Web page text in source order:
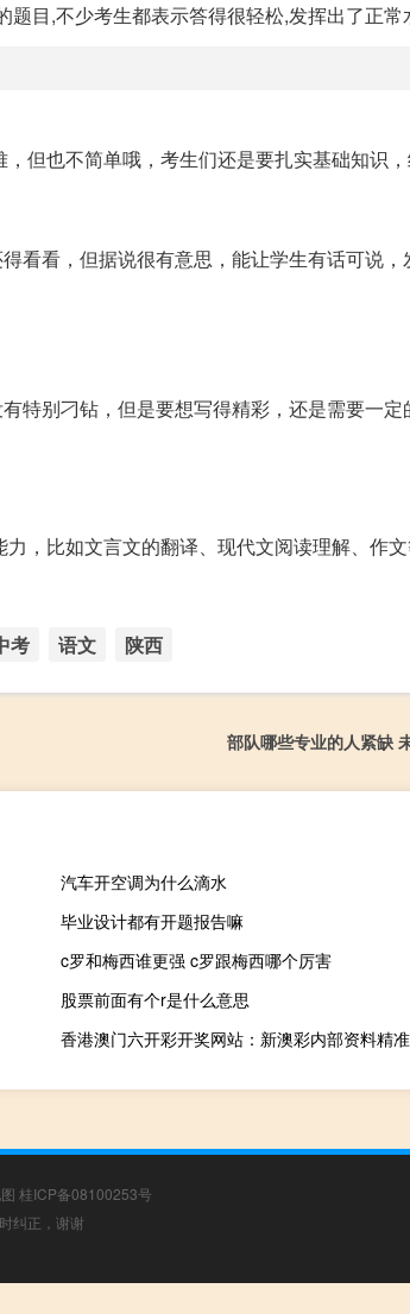
目,不少考生都表示答得很轻松,发挥出了正常
但也不简单哦，考生们还是要扎实基础知识，
看，但据说很有意思，能让学生有话可说，
特别刁钻，但是要想写得精彩，还是需要一
，比如文言文的翻译、现代文阅读理解、作
考 语文 陕西
部队哪些专业的人紧缺
汽车开空调为什么滴水
毕业设计都有开题报告嘛
c罗和梅西谁更强 c罗跟梅西哪个厉害
股票前面有个r是什么意思
桂ICP备08100253号
纠正，谢谢